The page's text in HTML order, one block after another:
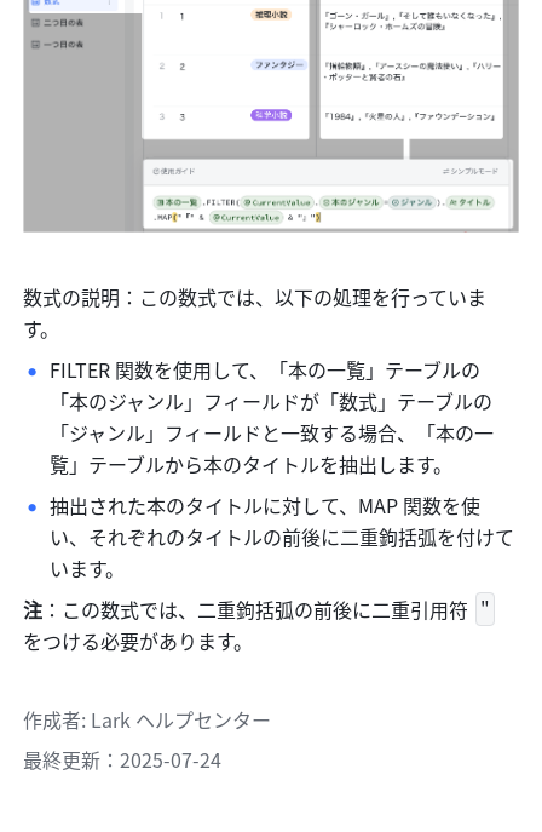
数式の説明：この数式では、以下の処理を行っていま
す。
FILTER 関数を使用して、「本の一覧」テーブルの
「本のジャンル」フィールドが「数式」テーブルの
「ジャンル」フィールドと一致する場合、「本の一
覧」テーブルから本のタイトルを抽出します。
抽出された本のタイトルに対して、MAP 関数を使
い、それぞれのタイトルの前後に二重鉤括弧を付けて
います。
注 ：この数式では、二重鉤括弧の前後に二重引用符 "
をつける必要があります。
作成者: Lark ヘルプセンター
最終更新：2025-07-24